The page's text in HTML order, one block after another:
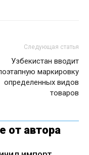
Следующая статья
Узбекистан вводит
маркировку
определенных видов
товаров
от автора